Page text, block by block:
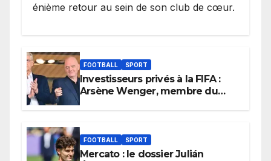
énième retour au sein de son club de cœur.
FOOTBALL SPORT
Investisseurs privés à la FIFA :
Arsène Wenger, membre du
FOOTBALL SPORT
Mercato : le dossier Julián